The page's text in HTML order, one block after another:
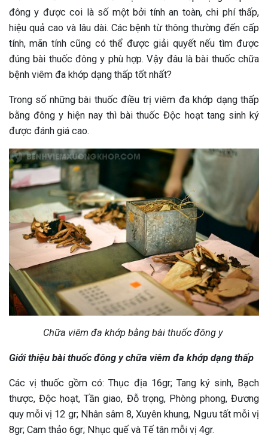
đông y được coi là số một bởi tính an toàn, chi phí thấp,
hiệu quả cao và lâu dài. Các bệnh từ thông thường đến cấp
tính, mãn tính cũng có thể được giải quyết nếu tìm được
đúng bài thuốc đông y phù hợp. Vậy đâu là bài thuốc chữa
bệnh viêm đa khớp dạng thấp tốt nhất?
Trong số những bài thuốc điều trị viêm đa khớp dạng thấp
bằng đông y hiện nay thì bài thuốc Độc hoạt tang sinh ký
được đánh giá cao.
Chữa viêm đa khớp bằng bài thuốc đông y
Giới thiệu bài thuốc đông y chữa viêm đa khớp dạng thấp
Các vị thuốc gồm có: Thục địa 16gr; Tang ký sinh, Bạch
thược, Độc hoạt, Tần giao, Đỗ trọng, Phòng phong, Đương
quy mỗi vị 12 gr; Nhân sâm 8, Xuyên khung, Ngưu tất mỗi vị
8gr; Cam thảo 6gr; Nhục quế và Tế tân mỗi vị 4gr.